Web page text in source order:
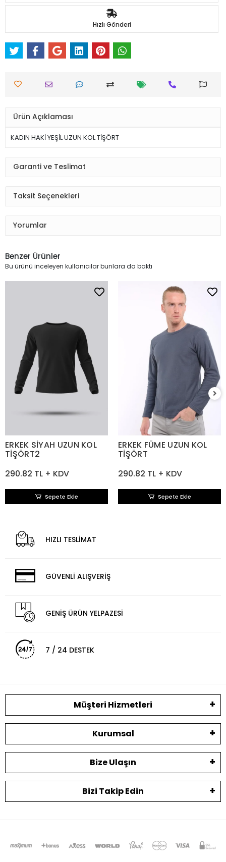
Hızlı Gönderi
Ürün Açıklaması
KADIN HAKİ YEŞİL UZUN KOL TİŞÖRT
Garanti ve Teslimat
Taksit Seçenekleri
Yorumlar
Benzer Ürünler
Bu ürünü inceleyen kullanıcılar bunlara da baktı
ERKEK SİYAH UZUN KOL
TİŞÖRT2
290.82 TL + KDV
Sepete Ekle
ERKEK FÜME UZUN KOL
TİŞÖRT
290.82 TL + KDV
Sepete Ekle
HIZLI TESLİMAT
GÜVENLİ ALIŞVERİŞ
GENİŞ ÜRÜN YELPAZESİ
7 / 24 DESTEK
Müşteri Hizmetleri
Kurumsal
Bize Ulaşın
Bizi Takip Edin